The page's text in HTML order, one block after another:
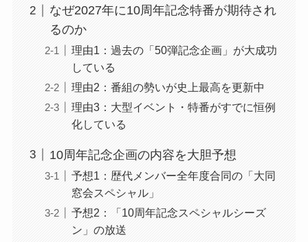
なぜ2027年に10周年記念特番が期待され
るのか
理由1：過去の「50弾記念企画」が大成功
している
理由2：番組の勢いが史上最高を更新中
理由3：大型イベント・特番がすでに恒例
化している
10周年記念企画の内容を大胆予想
予想1：歴代メンバー全年度合同の「大同
窓会スペシャル」
予想2：「10周年記念スペシャルシーズ
ン」の放送